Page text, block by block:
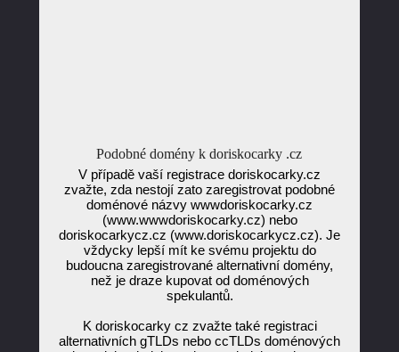
Podobné domény k doriskocarky .cz
V případě vaší registrace doriskocarky.cz
zvažte, zda nestojí zato zaregistrovat podobné
doménové názvy wwwdoriskocarky.cz
(www.wwwdoriskocarky.cz) nebo
doriskocarkycz.cz (www.doriskocarkycz.cz). Je
vždycky lepší mít ke svému projektu do
budoucna zaregistrované alternativní domény,
než je draze kupovat od doménových
spekulantů.
K doriskocarky cz zvažte také registraci
alternativních gTLDs nebo ccTLDs doménových